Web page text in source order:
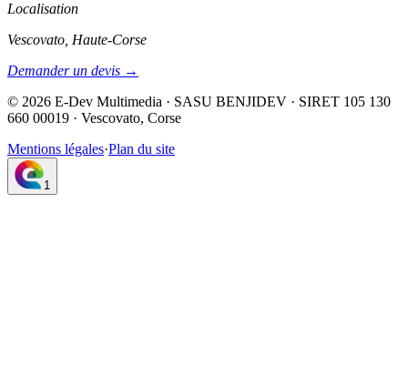
Localisation
Vescovato, Haute-Corse
Demander un devis →
© 2026 E-Dev Multimedia · SASU BENJIDEV · SIRET 105 130
660 00019 · Vescovato, Corse
Mentions légales·Plan du site
1